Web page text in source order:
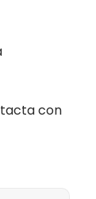
con